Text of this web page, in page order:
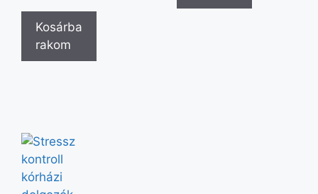
Kosárba
rakom